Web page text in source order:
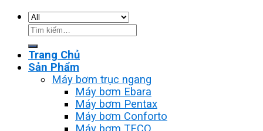
Tìm
Trang Chủ
Sản Phẩm
Máy bơm trục ngang
Máy bơm Ebara
Máy bơm Pentax
Máy bơm Conforto
Máy bơm TECO